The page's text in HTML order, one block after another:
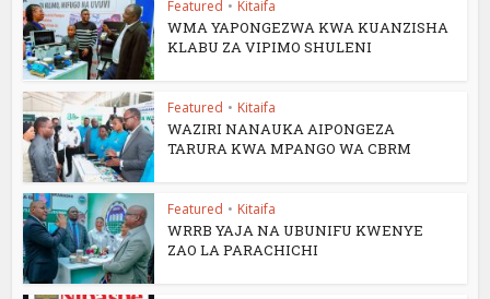
Featured • Kitaifa
WMA YAPONGEZWA KWA KUANZISHA
KLABU ZA VIPIMO SHULENI
Featured • Kitaifa
WAZIRI NANAUKA AIPONGEZA
TARURA KWA MPANGO WA CBRM
Featured • Kitaifa
WRRB YAJA NA UBUNIFU KWENYE
ZAO LA PARACHICHI